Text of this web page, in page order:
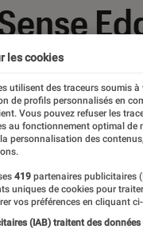
les cookies
utilisent des traceurs soumis
de profils personnalisés en
Vous pouvez refuser les
au fonctionnement optimal
personnalisation des
419 partenaires publicitaires
uniques de cookies pour
vos préférences en cliquant
(IAB) traitent des